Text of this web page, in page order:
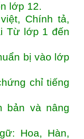
lớp 12.
Chính tả,
Từ lớp 1 đến
bị vào lớp
chỉ tiếng
bản và nâng
Hoa, Hàn,